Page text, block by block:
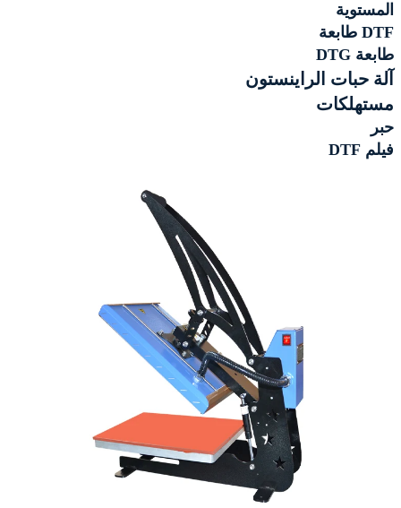
المستوية
DTF طابعة
طابعة DTG
آلة حبات الراينستون
مستهلكات
حبر
فيلم DTF